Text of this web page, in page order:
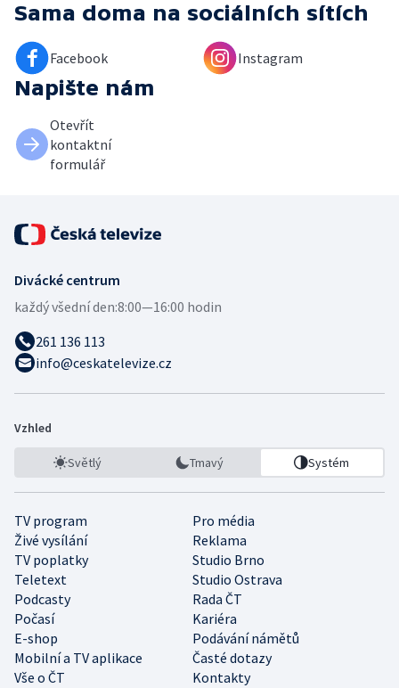
Sama doma na sociálních sítích
Facebook Instagram
Napište nám
Otevřít
kontaktní
formulář
Divácké centrum
každý všední den:8:00—16:00 hodin
261 136 113
info@ceskatelevize.cz
Vzhled
Světlý Tmavý Systém
TV program
Pro média
Živé vysílání
Reklama
TV poplatky
Studio Brno
Teletext
Studio Ostrava
Podcasty
Rada ČT
Počasí
Kariéra
E-shop
Podávání námětů
Mobilní a TV aplikace
Časté dotazy
Vše o ČT
Kontakty